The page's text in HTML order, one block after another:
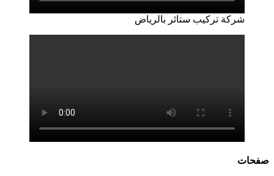
شركة تركيب ستائر بالرياض
صفحات